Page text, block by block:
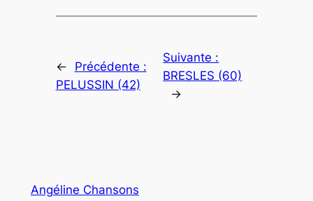
←
Précédente :
PELUSSIN (42)
Suivante :
BRESLES (60)
→
Angéline Chansons